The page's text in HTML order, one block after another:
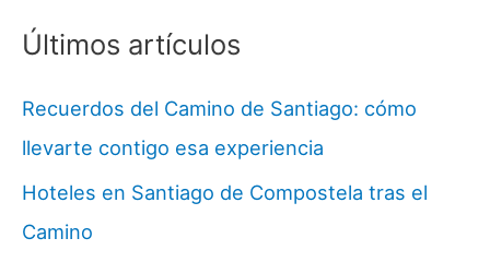
Últimos artículos
Recuerdos del Camino de Santiago: cómo
llevarte contigo esa experiencia
Hoteles en Santiago de Compostela tras el
Camino